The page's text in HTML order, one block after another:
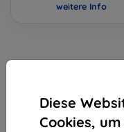
Diese
Cookies,
weitere Info